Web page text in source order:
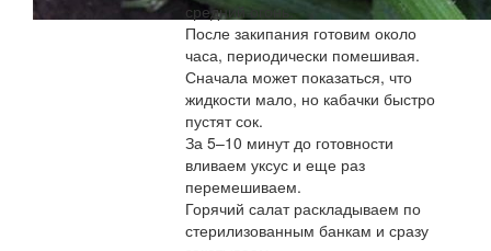
средний огонь.
После закипания готовим около
часа, периодически помешивая.
Сначала может показаться, что
жидкости мало, но кабачки быстро
пустят сок.
За 5–10 минут до готовности
вливаем уксус и еще раз
перемешиваем.
Горячий салат раскладываем по
стерилизованным банкам и сразу